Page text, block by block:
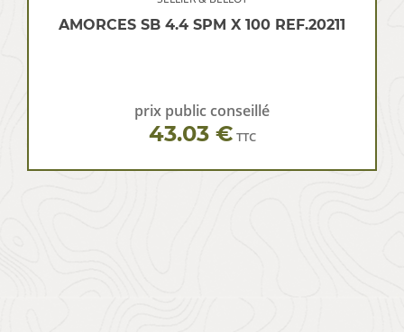
AMORCES SB 4.4 SPM X 100 REF.20211
prix public conseillé
43.03 € TTC